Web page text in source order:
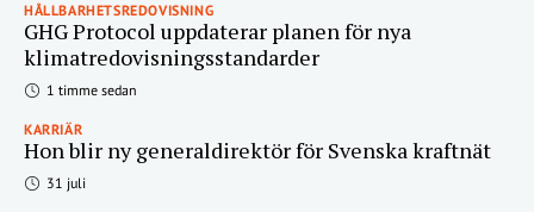
HÅLLBARHETSREDOVISNING
GHG Protocol uppdaterar planen för nya
klimatredovisningsstandarder
1 timme sedan
KARRIÄR
Hon blir ny generaldirektör för Svenska kraftnät
31 juli